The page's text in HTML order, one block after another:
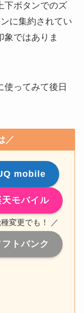
下ボタンでのズ
に集約されてい
象ではありま
使ってみて後日
／
mobile
天モバイル
変更でも！ ／
フトバンク